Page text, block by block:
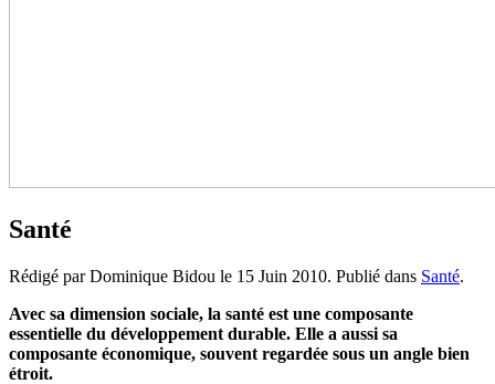
Santé
Rédigé par Dominique Bidou le 15 Juin 2010. Publié dans Santé.
Avec sa dimension sociale, la santé est une composante
essentielle du développement durable. Elle a aussi sa
composante économique, souvent regardée sous un angle bien
étroit.